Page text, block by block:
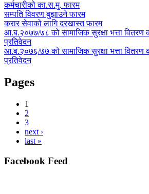
कर्मचारीको का.स.मु. फारम
सम्पति विवरण बुझाउने फारम
करार सेवाको लागि दरखास्त फारम
आ.ब.२०७७/७८ को सामाजिक सुरक्षा भत्ता वितरण
प्रतिवेदन
आ.ब.२०७६/७७ को सामाजिक सुरक्षा भत्ता वितरण
प्रतिवेदन
Pages
1
2
3
next ›
last »
Facebook Feed